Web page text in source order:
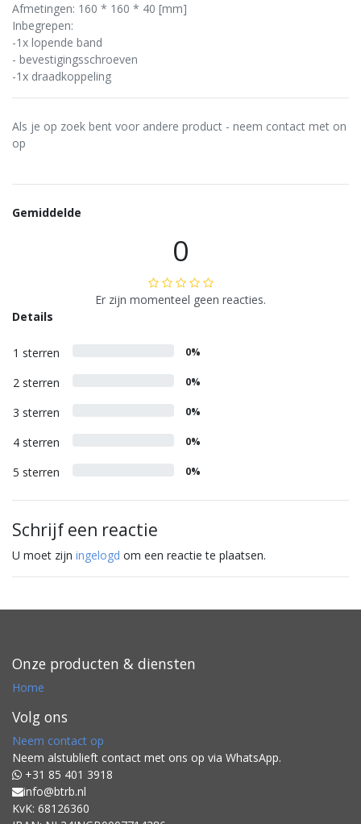
Afmetingen: 160 * 160 * 40 [mm]
Inbegrepen:
-1x lopende band
- bevestigingsschroeven
-1x draadkoppeling
Als je op zoek bent voor andere product - neem contact met on
op
Gemiddelde
0
Er zijn momenteel geen reacties.
Details
1 sterren 0%
2 sterren 0%
3 sterren 0%
4 sterren 0%
5 sterren 0%
Schrijf een reactie
U moet zijn ingelogd om een reactie te plaatsen.
Onze producten & diensten
Home
Volg ons
Neem contact op
Neem alstublieft contact met ons op via WhatsApp.
+31 85 401 3918
info@btrb.nl
KvK: 68126360